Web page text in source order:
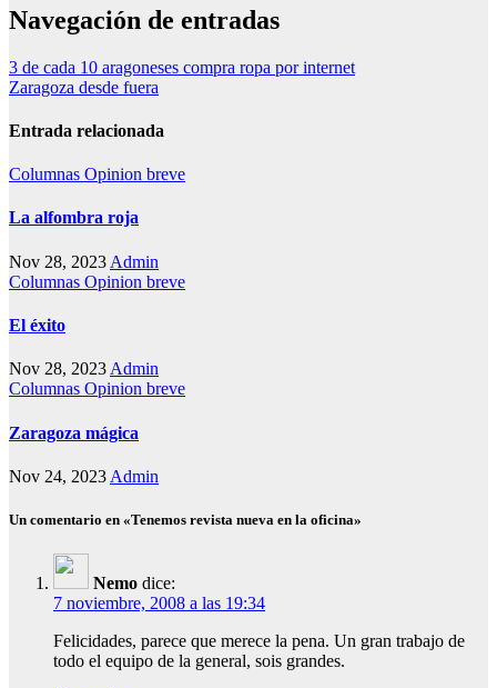
Navegación de entradas
3 de cada 10 aragoneses compra ropa por internet
Zaragoza desde fuera
Entrada relacionada
Columnas Opinion breve
La alfombra roja
Nov 28, 2023 Admin
Columnas Opinion breve
El éxito
Nov 28, 2023 Admin
Columnas Opinion breve
Zaragoza mágica
Nov 24, 2023 Admin
Un comentario en «Tenemos revista nueva en la oficina»
Nemo dice:
7 noviembre, 2008 a las 19:34
Felicidades, parece que merece la pena. Un gran trabajo de
todo el equipo de la general, sois grandes.